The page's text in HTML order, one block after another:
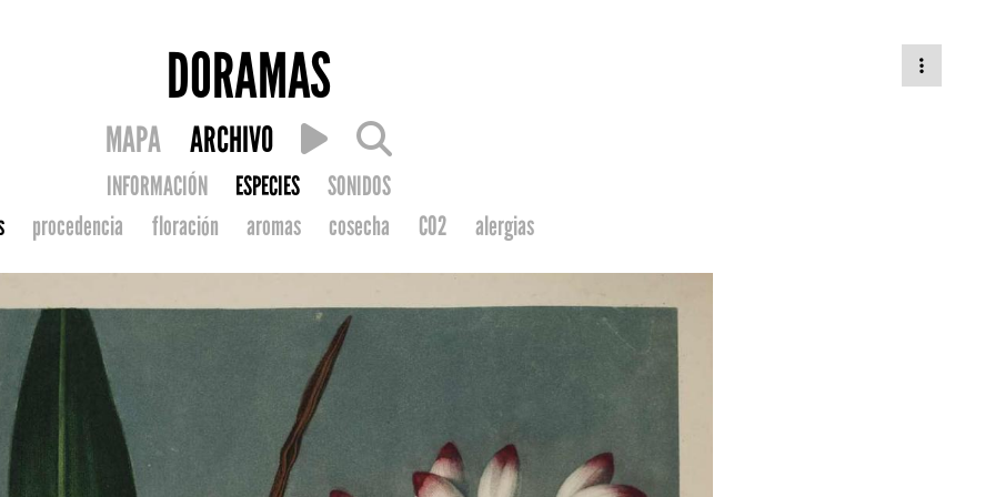
DORAMAS
MAPA ARCHIVO
INFORMACIÓN ESPECIES
SONIDOS
procedencia floración aromas cosecha CO2 alergias